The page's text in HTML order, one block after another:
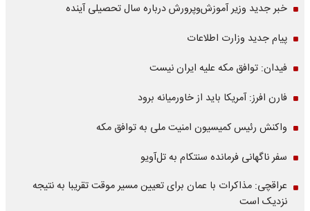
خبر جدید وزیر آموزش‌وپرورش درباره سال تحصیلی آینده
پیام جدید وزارت اطلاعات
فیدان: توافق مکه علیه ایران نیست
فارن افرز: آمریکا باید از خاورمیانه برود
واکنش رئیس کمیسیون امنیت ملی به توافق مکه
سفر ناگهانی فرمانده سنتکام به تل‌آویو
عراقچی: مذاکرات با عمان برای تعیین مسیر موقت تقریبا به نتیجه
نزدیک است